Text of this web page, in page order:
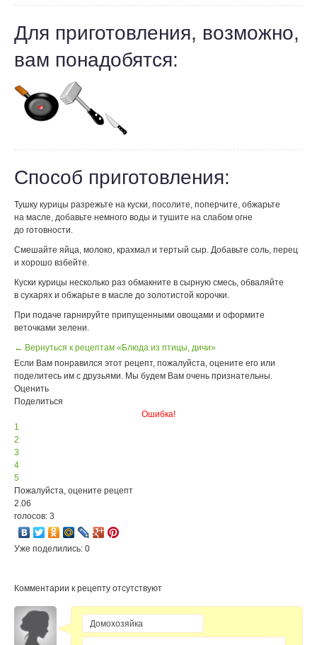
Для приготовления, возможно,
вам понадобятся:
Способ приготовления:
Тушку курицы разрежьте на куски, посолите, поперчите, обжарьте
на масле, добавьте немного воды и тушите на слабом огне
до готовности.
Смешайте яйца, молоко, крахмал и тертый сыр. Добавьте соль, перец
и хорошо взбейте.
Куски курицы несколько раз обмакните в сырную смесь, обваляйте
в сухарях и обжарьте в масле до золотистой корочки.
При подаче гарнируйте припущенными овощами и оформите
веточками зелени.
← Вернуться к рецептам «Блюда из птицы, дичи»
Если Вам понравился этот рецепт, пожалуйста, оцените его или
поделитесь им с друзьями. Мы будем Вам очень признательны.
Оценить
Поделиться
Ошибка!
1
2
3
4
5
Пожалуйста, оцените рецепт
2.06
голосов: 3
Уже поделились: 0
Комментарии к рецепту отсутствуют